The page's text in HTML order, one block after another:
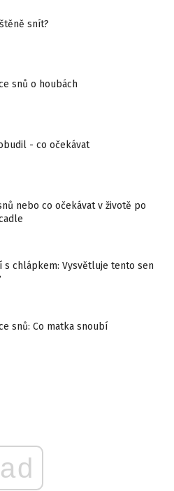
snít?
snů o houbách
- co očekávat
nebo co očekávat v životě po
s chlápkem: Vysvětluje tento sen
snů: Co matka snoubí
ad